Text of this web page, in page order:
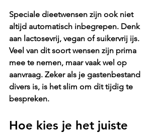
Speciale dieetwensen zijn ook niet
altijd automatisch inbegrepen. Denk
aan lactosevrij, vegan of suikervrij ijs.
Veel van dit soort wensen zijn prima
mee te nemen, maar vaak wel op
aanvraag. Zeker als je gastenbestand
divers is, is het slim om dit tijdig te
bespreken.
Hoe kies je het juiste